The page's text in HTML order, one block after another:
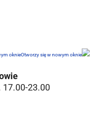
oknieOtworzy się w nowym oknie
17.00-23.00